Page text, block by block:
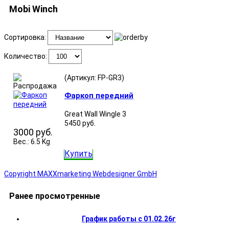
Mobi Winch
Сортировка:
Количество:
(Артикул: FP-GR3)
Фаркоп передний
Great Wall Wingle 3
5450 руб.
3000 руб.
Вес.: 6.5 Kg
Купить
Copyright MAXXmarketing Webdesigner GmbH
Ранее просмотренные
График работы с 01.02.26г